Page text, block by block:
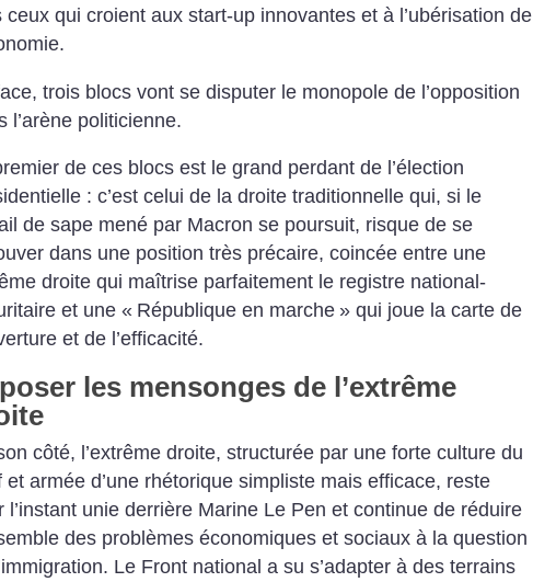
ceux qui croient aux start-up innovantes et à l’ubérisation de
trois blocs vont se disputer le monopole de l’opposition
l’arène politicienne.
de ces blocs est le grand perdant de l’élection
: c’est celui de la droite traditionnelle qui, si le
de sape mené par Macron se poursuit, risque de se
dans une position très précaire, coincée entre une
droite qui maîtrise parfaitement le registre national-
et une « République en marche » qui joue la carte de
et de l’efficacité.
les mensonges de l’extrême
côté, l’extrême droite, structurée par une forte culture du
et armée d’une rhétorique simpliste mais efficace, reste
l’instant unie derrière Marine Le Pen et continue de réduire
des problèmes économiques et sociaux à la question
Le Front national a su s’adapter à des terrains